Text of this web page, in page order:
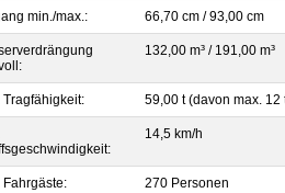
min./max.: 66,70 cm / 93,00 cm
132,00 m³ / 191,00 m³
Tragfähigkeit: 59,00 t (davon max. 12
14,5 km/h
Fahrgäste: 270 Personen